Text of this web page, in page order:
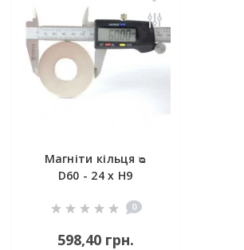
Магніти кільця ᴓ
D60 - 24 x H9
0
598,40 грн.